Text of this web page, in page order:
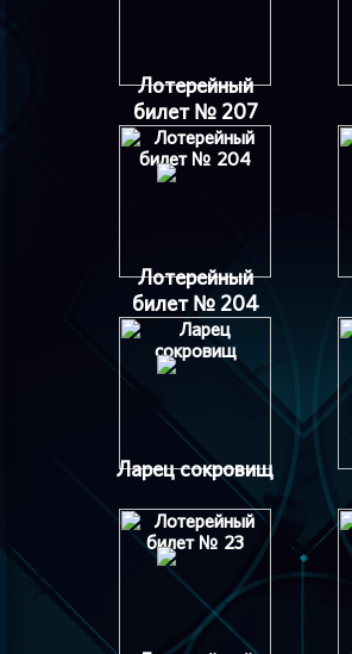
Лотерейный
билет № 207
Лотерейный
билет № 204
Ларец сокровищ